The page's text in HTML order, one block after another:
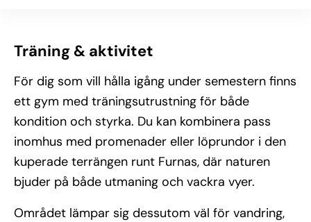
Träning & aktivitet
För dig som vill hålla igång under semestern finns
ett gym med träningsutrustning för både
kondition och styrka. Du kan kombinera pass
inomhus med promenader eller löprundor i den
kuperade terrängen runt Furnas, där naturen
bjuder på både utmaning och vackra vyer.
Området lämpar sig dessutom väl för vandring,